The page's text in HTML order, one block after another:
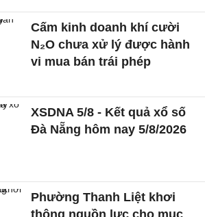
Cấm kinh doanh khí cười
N₂O chưa xử lý được hành
vi mua bán trái phép
XSDNA 5/8 - Kết quả xổ số
Đà Nẵng hôm nay 5/8/2026
Phường Thanh Liệt khơi
thông nguồn lực cho mục